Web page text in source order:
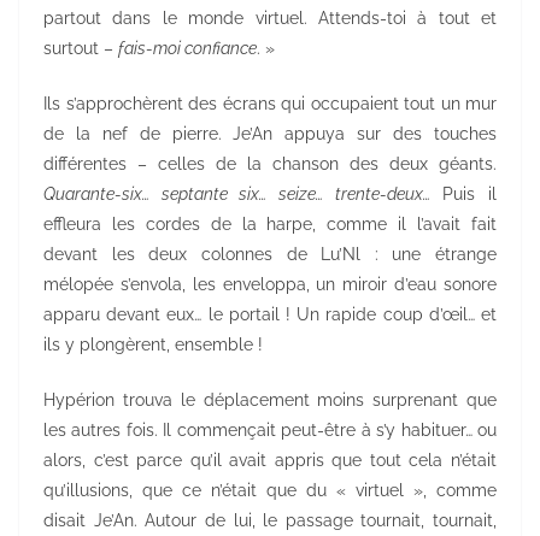
partout dans le monde virtuel. Attends-toi à tout et
surtout – fais-moi confiance. »
Ils s’approchèrent des écrans qui occupaient tout un mur
de la nef de pierre. Je’An appuya sur des touches
différentes – celles de la chanson des deux géants.
Quarante-six… septante six… seize… trente-deux… Puis il
effleura les cordes de la harpe, comme il l’avait fait
devant les deux colonnes de Lu’Nl : une étrange
mélopée s’envola, les enveloppa, un miroir d’eau sonore
apparu devant eux… le portail ! Un rapide coup d’œil… et
ils y plongèrent, ensemble !
Hypérion trouva le déplacement moins surprenant que
les autres fois. Il commençait peut-être à s’y habituer… ou
alors, c’est parce qu’il avait appris que tout cela n’était
qu’illusions, que ce n’était que du « virtuel », comme
disait Je’An. Autour de lui, le passage tournait, tournait,